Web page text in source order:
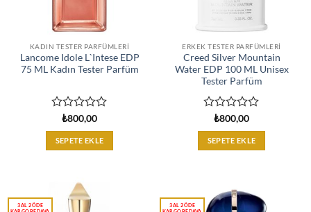
KADIN TESTER PARFÜMLERI
Lancome Idole L`Intese EDP
75 ML Kadın Tester Parfüm
üzerinden
0
oy
₺800,00
SEPETE EKLE
ERKEK TESTER PARFÜMLERI
Creed Silver Mountain
Water EDP 100 ML Unisex
Tester Parfüm
üzerinden
0
oy
₺800,00
SEPETE EKLE